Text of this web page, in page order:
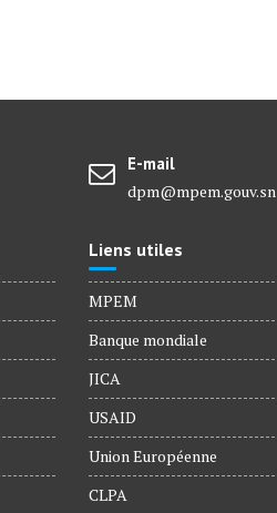
E-mail
dpm@mpem.gouv.sn
Liens utiles
MPEM
Banque mondiale
JICA
USAID
Union Européenne
CLPA